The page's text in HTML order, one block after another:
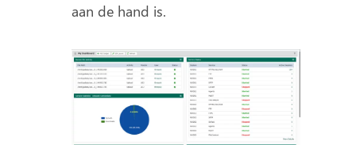
aan de hand is.